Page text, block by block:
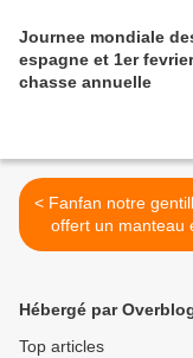
Journee mondiale
espagne et 1er
chasse annuelle
< Fanfan notre gentille FA a
offert un manteau
sweet a notre petit
Hébergé par
Top articles